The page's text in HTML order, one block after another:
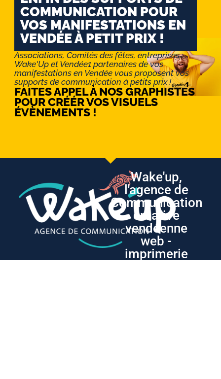
COMMUNICATION POUR
VOS MANIFESTATIONS EN
VENDÉE À PETIT PRIX !
Associations, Comités des fêtes, entreprises :
Wake'Up et Vendée1 partenaires de vos
manifestations en Vendée vous proposent vos
supports de communication à petits prix !
FAITES APPEL À NOS GRAPHISTES
POUR CRÉÉR VOS VISUELS
ÉVÈNEMENTS !
Wake'up,
l'agence de
Communication
créative
vendéenne
web -
imprimerie